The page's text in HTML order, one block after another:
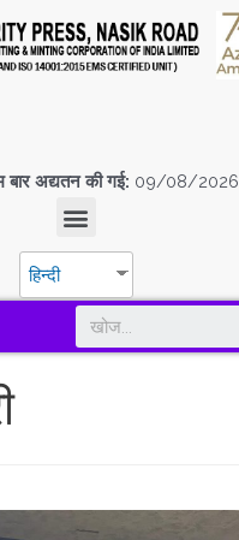
बार अद्यतन की गई: 09/08/2026
हिन्दी